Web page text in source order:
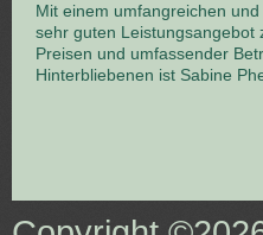
Mit einem umfangreichen
sehr guten Leistungsangebot
Preisen und umfassender
Hinterbliebenen ist Sabine